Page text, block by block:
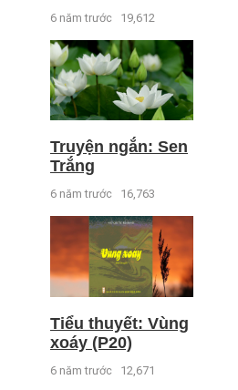
6 năm trước 19,612
Truyện ngắn: Sen
Trắng
6 năm trước 16,763
Tiểu thuyết: Vùng
xoáy (P20)
6 năm trước 12,671